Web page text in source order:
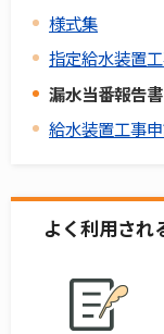
様式集
指定給水装置
漏水当番報告書
給水装置工事
よく利用され